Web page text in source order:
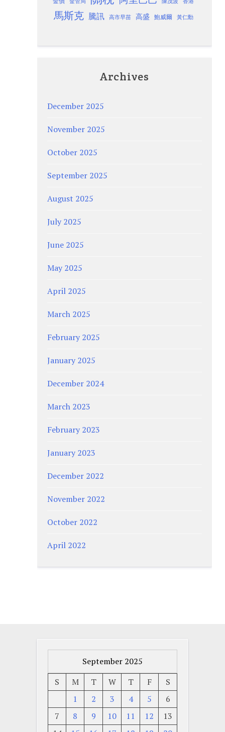
馬斯克 騰訊 高市早苗 高盛 鮑威爾 黃仁勳
Archives
December 2025
November 2025
October 2025
September 2025
August 2025
July 2025
June 2025
May 2025
April 2025
March 2025
February 2025
January 2025
December 2024
March 2023
February 2023
January 2023
December 2022
November 2022
October 2022
April 2022
September 2025
S
M T W T F
S
1
2 3 4 5
6
7
8 9 10 11 12
13